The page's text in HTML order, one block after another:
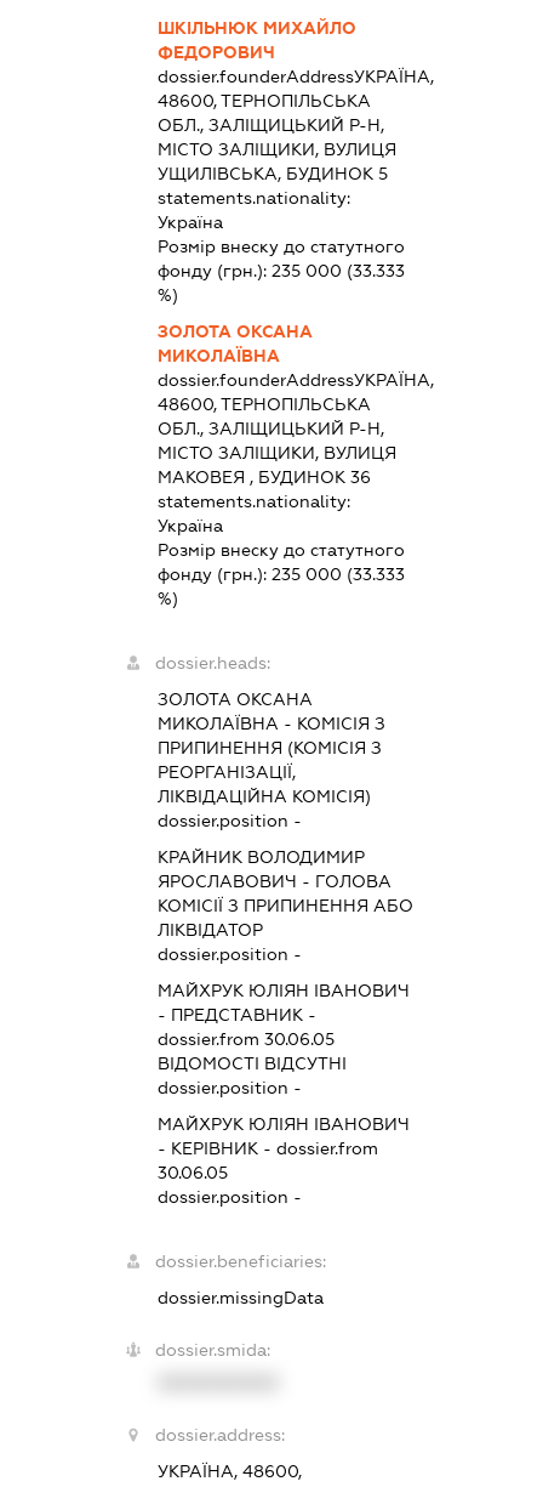
ШКІЛЬНЮК МИХАЙЛО
ФЕДОРОВИЧ
dossier.founderAddressУКРАЇНА,
48600, ТЕРНОПІЛЬСЬКА
ОБЛ., ЗАЛІЩИЦЬКИЙ Р-Н,
МІСТО ЗАЛІЩИКИ, ВУЛИЦЯ
УЩИЛІВСЬКА, БУДИНОК 5
statements.nationality:
Україна
Розмір внеску до статутного
фонду (грн.):235 000 (33.333
%)
ЗОЛОТА ОКСАНА
МИКОЛАЇВНА
dossier.founderAddressУКРАЇНА,
48600, ТЕРНОПІЛЬСЬКА
ОБЛ., ЗАЛІЩИЦЬКИЙ Р-Н,
МІСТО ЗАЛІЩИКИ, ВУЛИЦЯ
МАКОВЕЯ , БУДИНОК 36
statements.nationality:
Україна
Розмір внеску до статутного
фонду (грн.):235 000 (33.333
%)
dossier.heads:
ЗОЛОТА ОКСАНА
МИКОЛАЇВНА - КОМІСІЯ З
ПРИПИНЕННЯ (КОМІСІЯ З
РЕОРГАНІЗАЦІЇ,
ЛІКВІДАЦІЙНА КОМІСІЯ)
dossier.position -
КРАЙНИК ВОЛОДИМИР
ЯРОСЛАВОВИЧ - ГОЛОВА
КОМІСІЇ З ПРИПИНЕННЯ АБО
ЛІКВІДАТОР
dossier.position -
МАЙХРУК ЮЛІЯН ІВАНОВИЧ
- ПРЕДСТАВНИК -
dossier.from 30.06.05
ВІДОМОСТІ ВІДСУТНІ
dossier.position -
МАЙХРУК ЮЛІЯН ІВАНОВИЧ
- КЕРІВНИК - dossier.from
30.06.05
dossier.position -
dossier.beneficiaries:
dossier.missingData
dossier.smida:
dossier.address:
УКРАЇНА, 48600,